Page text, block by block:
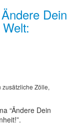
Dein
Zölle,
“Ändere Dein